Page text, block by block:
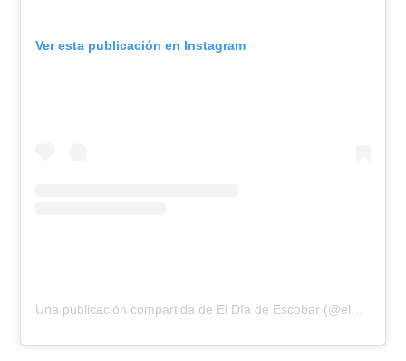
Ver esta publicación en Instagram
Una publicación compartida de El Día de Escobar (@eldiadeescobar)